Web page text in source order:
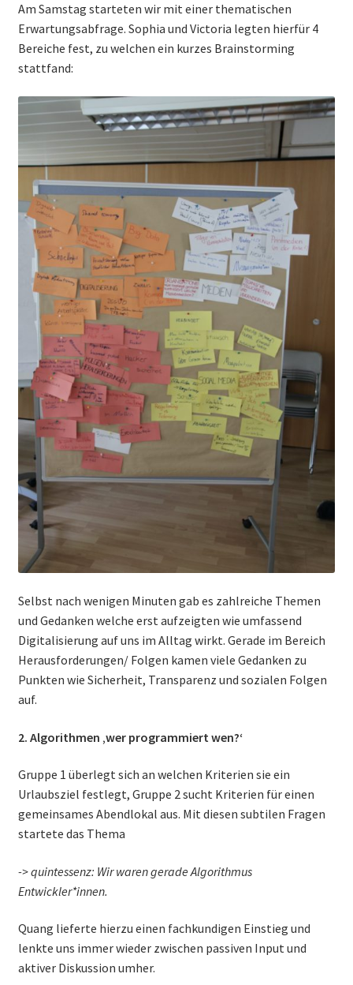
Am Samstag starteten wir mit einer thematischen
Erwartungsabfrage. Sophia und Victoria legten hierfür 4
Bereiche fest, zu welchen ein kurzes Brainstorming
stattfand:
Selbst nach wenigen Minuten gab es zahlreiche Themen
und Gedanken welche erst aufzeigten wie umfassend
Digitalisierung auf uns im Alltag wirkt. Gerade im Bereich
Herausforderungen/ Folgen kamen viele Gedanken zu
Punkten wie Sicherheit, Transparenz und sozialen Folgen
auf.
2. Algorithmen ‚wer programmiert wen?‘
Gruppe 1 überlegt sich an welchen Kriterien sie ein
Urlaubsziel festlegt, Gruppe 2 sucht Kriterien für einen
gemeinsames Abendlokal aus. Mit diesen subtilen Fragen
startete das Thema
-> quintessenz: Wir waren gerade Algorithmus
Entwickler*innen.
Quang lieferte hierzu einen fachkundigen Einstieg und
lenkte uns immer wieder zwischen passiven Input und
aktiver Diskussion umher.